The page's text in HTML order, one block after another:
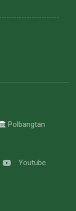
Polbangtan
Youtube